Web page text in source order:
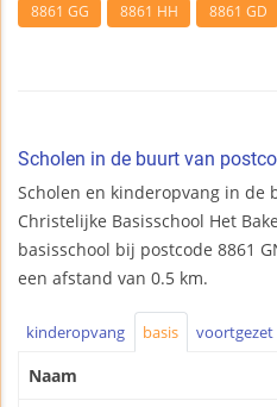
8861 GG
8861 HH 8861 GD
Scholen in de buurt van
Scholen en kinderopvang in de
Christelijke Basisschool Het
basisschool bij postcode 8861
een afstand van 0.5 km.
kinderopvang basis voortgezet
Naam